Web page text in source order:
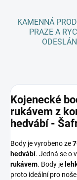
KAMENNÁ
PRAZE A
ODESLÁNÍ
Kojenecké
rukávem z
hedvábí -
Body je vyrobeno ze
hedvábí. Jedná se o
rukávem. Body je
proto ideální pro